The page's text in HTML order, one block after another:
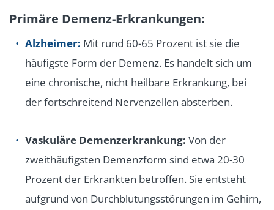
Primäre Demenz-Erkrankungen:
Alzheimer: Mit rund 60-65 Prozent ist sie die
häufigste Form der Demenz. Es handelt sich um
eine chronische, nicht heilbare Erkrankung, bei
der fortschreitend Nervenzellen absterben.
Vaskuläre Demenzerkrankung: Von der
zweithäufigsten Demenzform sind etwa 20-30
Prozent der Erkrankten betroffen. Sie entsteht
aufgrund von Durchblutungsstörungen im Gehirn,